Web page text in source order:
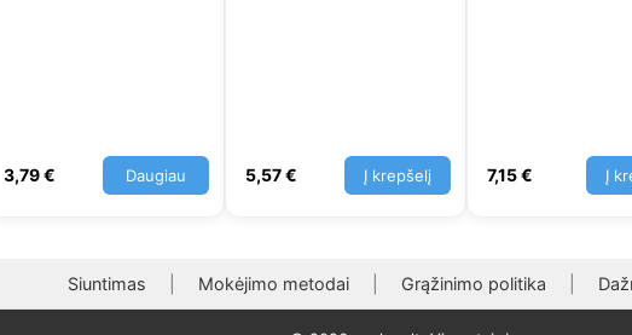
3,79€ Daugiau 5,57€ Į krepšelį 7,15€ Į
Siuntimas Mokėjimo metodai Grąžinimo politika